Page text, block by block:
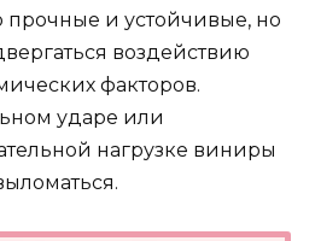
прочные и устойчивые, но
воздействию
факторов.
ударе или
нагрузке виниры